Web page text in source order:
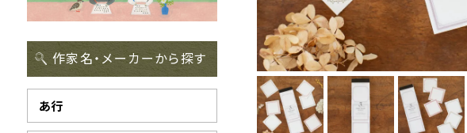
作家名・メーカーから探す
あ行